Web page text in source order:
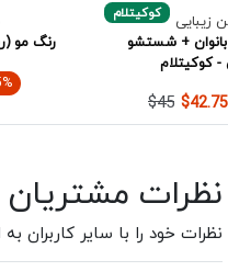
کوکیتلام
زیبایی
+ شستشو
- کوکیتلام
$45 $42.75
رنگ مو
نظرات مشتریان
نظرات خود را با سایر کاربران